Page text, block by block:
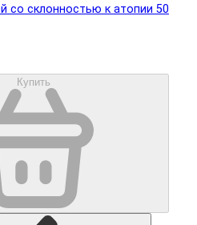
со склонностью к атопии 50
Купить